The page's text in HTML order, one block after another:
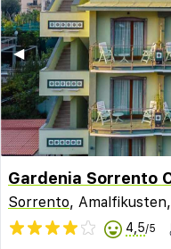
◀︎
Sorrento, Amalfikusten,
4,5/5